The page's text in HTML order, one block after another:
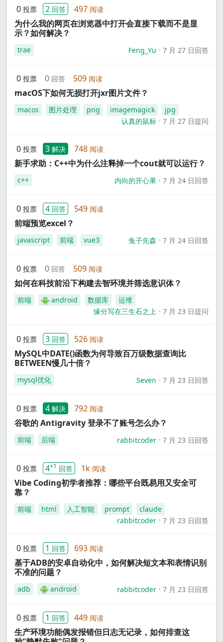
0 投票 2 回答 497 阅读
为什么我的网页在浏览器中打开会直接下载而不是显
示？如何解决？
trae Feng_Yu 7 月 27 日回答
0 投票 0 回答 509 阅读
macOS下如何无损打开jxr图片文件？
macos 图片处理 png imagemagick
jpg
认真的鼠标
7 月 27 日提问
0 投票 3 解决 748 阅读
新手求助：C++中为什么注释掉一个cout就可以运行？
c++ 内向的开心果 7 月 24 日回答
0 投票 4 回答 549 阅读
前端预览excel？
javascript 前端 vue3 兔子先森 7 月 24 日回答
0 投票 0 回答 509 阅读
如何在科技前沿下构建去智环境并筛选意识体？
前端 android 数据库
运维
缘分写在三生石之上
7 月 23 日提问
0 投票 3 回答 526 阅读
MySQL中DATE()函数为何导致百万级数据查询比
BETWEEN慢几十倍？
mysql优化 Seven 7 月 23 日回答
0 投票 4 解决 792 阅读
谷歌的 Antigravity 登录不了账号怎么办？
前端 后端 rabbitcoder 7 月 23 日回答
0 投票 4+1 回答 1k 阅读
Vibe Coding初学者推荐：哪些平台既易用又安全可
靠？
前端 html 人工智能 prompt
claude
rabbitcoder
7 月 23 日回答
0 投票 1 回答 693 阅读
基于ADB的安卓自动化中，如何解决短文本和表情识别
不准的问题？
adb android rabbitcoder 7 月 23 日回答
0 投票 1 回答 449 阅读
生产环境功能偶发报错但日志无记录，如何排查这